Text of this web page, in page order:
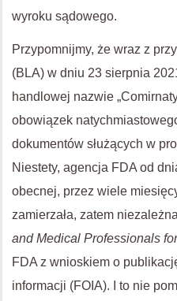
wyroku sądowego.
Przypomnijmy, że wraz z
(BLA) w dniu 23 sierpnia
handlowej nazwie
obowiązek
dokumentów służących w
Niestety, agencja FDA od
obecnej, przez wiele
zamierzała, zatem
and Medical Professionals
FDA z wnioskiem o
informacji (FOIA). I to nie